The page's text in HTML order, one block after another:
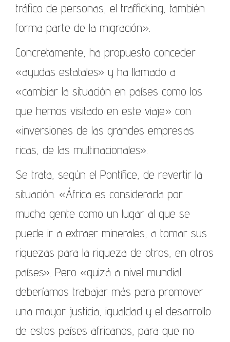
tráfico de personas, el trafficking, también
forma parte de la migración».
Concretamente, ha propuesto conceder
«ayudas estatales» y ha llamado a
«cambiar la situación en países como los
que hemos visitado en este viaje» con
«inversiones de las grandes empresas
ricas, de las multinacionales».
Se trata, según el Pontífice, de revertir la
situación. «África es considerada por
mucha gente como un lugar al que se
puede ir a extraer minerales, a tomar sus
riquezas para la riqueza de otros, en otros
países». Pero «quizá a nivel mundial
deberíamos trabajar más para promover
una mayor justicia, igualdad y el desarrollo
de estos países africanos, para que no